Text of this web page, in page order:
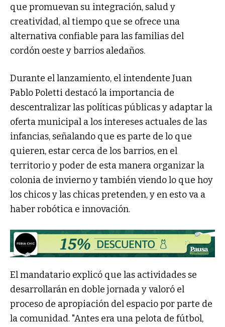
que promuevan su integración, salud y
creatividad, al tiempo que se ofrece una
alternativa confiable para las familias del
cordón oeste y barrios aledaños.
Durante el lanzamiento, el intendente Juan
Pablo Poletti destacó la importancia de
descentralizar las políticas públicas y adaptar la
oferta municipal a los intereses actuales de las
infancias, señalando que es parte de lo que
quieren, estar cerca de los barrios, en el
territorio y poder de esta manera organizar la
colonia de invierno y también viendo lo que hoy
los chicos y las chicas pretenden, y en esto va a
haber robótica e innovación.
El mandatario explicó que las actividades se
desarrollarán en doble jornada y valoró el
proceso de apropiación del espacio por parte de
la comunidad. "Antes era una pelota de fútbol,